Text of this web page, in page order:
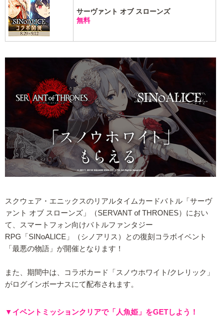
サーヴァント オブ スローンズ
無料
スクウェア・エニックスのリアルタイムカードバトル「サーヴ
ァント オブ スローンズ」（SERVANT of THRONES）におい
て、スマートフォン向けバトルファンタジー
RPG「SINoALICE」（シノアリス）との復刻コラボイベント
「最悪の物語」が開催となります！
また、期間中は、コラボカード「スノウホワイト/クレリック」
がログインボーナスにて配布されます。
▼イベントミッションクリアで「人魚姫」をGETしよう！